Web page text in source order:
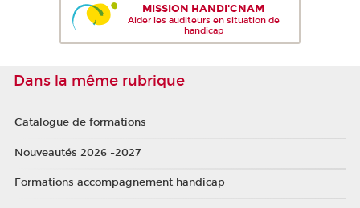
MISSION HANDI'CNAM
Aider les auditeurs en situation de
handicap
Dans la même rubrique
Catalogue de formations
Nouveautés 2026 -2027
Formations accompagnement handicap